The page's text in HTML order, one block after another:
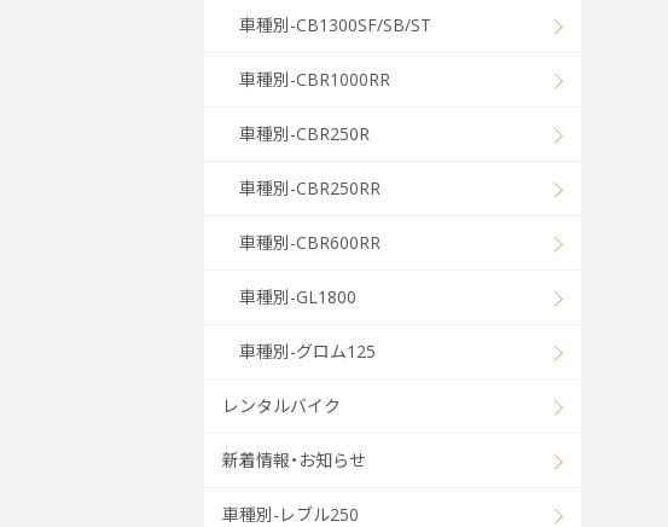
車種別-CB1300SF/SB/ST
車種別-CBR1000RR
車種別-CBR250R
車種別-CBR250RR
車種別-CBR600RR
車種別-GL1800
車種別-グロム125
レンタルバイク
新着情報・お知らせ
車種別-レブル250